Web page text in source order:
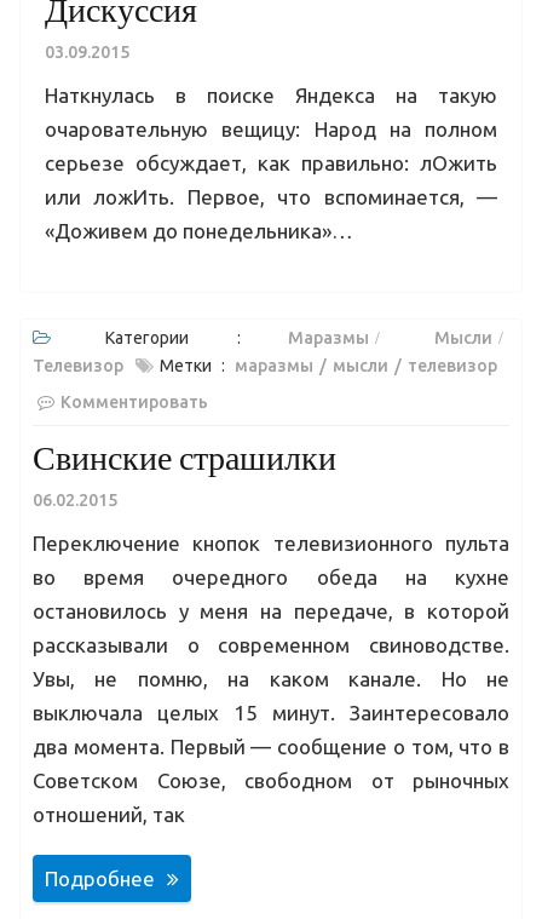
Дискуссия
03.09.2015
Наткнулась в поиске Яндекса на такую
очаровательную вещицу: Народ на полном
серьезе обсуждает, как правильно: лОжить
или ложИть. Первое, что вспоминается, —
«Доживем до понедельника»…
Категории : Маразмы
Мысли
Телевизор
Метки : маразмы мысли
телевизор
Комментировать
Свинские страшилки
06.02.2015
Переключение кнопок телевизионного пульта
во время очередного обеда на кухне
остановилось у меня на передаче, в которой
рассказывали о современном свиноводстве.
Увы, не помню, на каком канале. Но не
выключала целых 15 минут. Заинтересовало
два момента. Первый — сообщение о том, что в
Советском Союзе, свободном от рыночных
отношений, так
Подробнее